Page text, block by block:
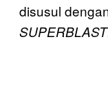
disusul